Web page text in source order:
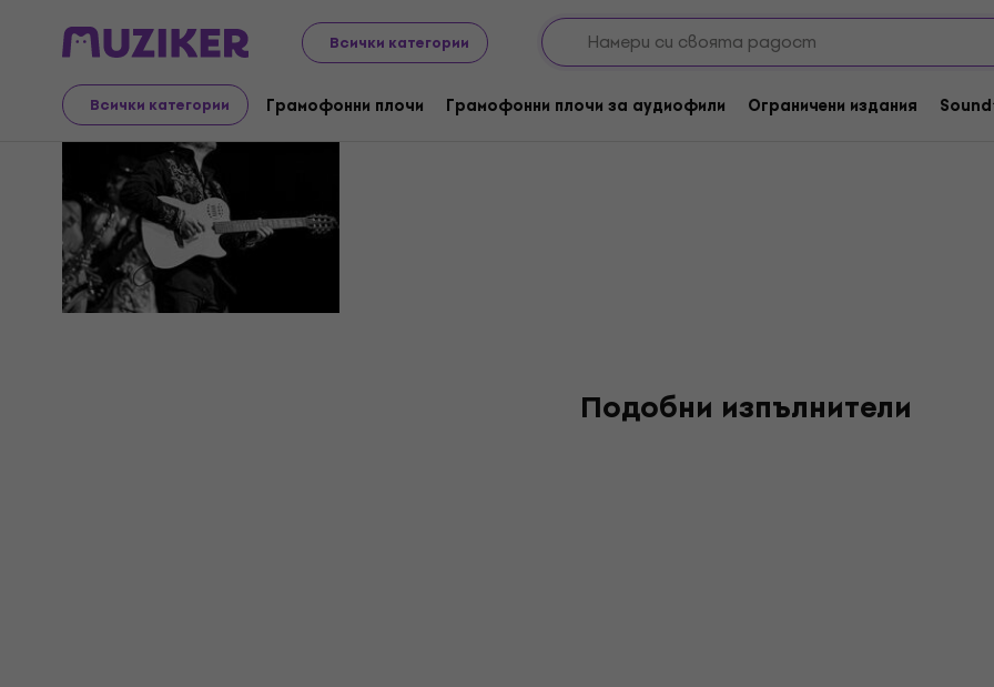
Всички категории
Всички категории Грамофонни плочи Грамофонни плочи за аудиофили Ограничени издания
Bryan Lubeck
Подобни изпълнители